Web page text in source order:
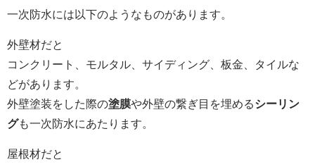
一次防水には以下のようなものがあります。
外壁材だと
コンクリート、モルタル、サイディング、板金、タイルな
どがあります。
外壁塗装をした際の塗膜や外壁の繋ぎ目を埋めるシーリン
グも一次防水にあたります。
屋根材だと